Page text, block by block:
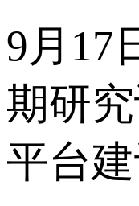
9月17
期研
平台